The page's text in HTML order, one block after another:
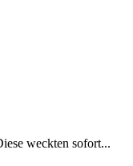
weckten sofort...